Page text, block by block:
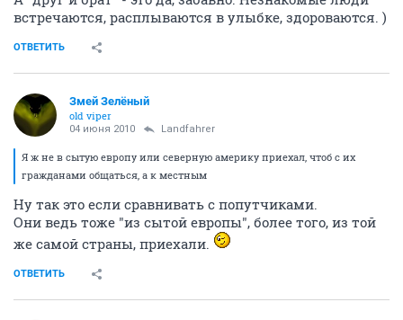
встречаются, расплываются в улыбке, здороваются. )
ОТВЕТИТЬ
Змей Зелёный
old viper
04 июня 2010 Landfahrer
Я ж не в сытую европу или северную америку приехал, чтоб с их
гражданами общаться, а к местным
Ну так это если сравнивать с попутчиками.
Они ведь тоже "из сытой европы", более того, из той
же самой страны, приехали.
ОТВЕТИТЬ